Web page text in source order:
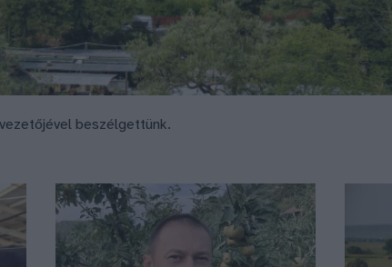
beszélgettünk.